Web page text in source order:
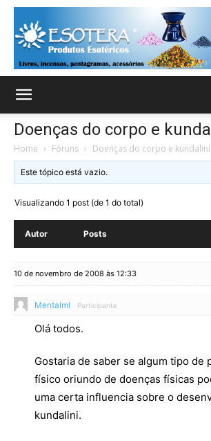
Doenças do corpo e
Home › Fóruns › Doenças do corpo e kundalini
Este tópico está vazio.
Visualizando 1 post (de 1 do total)
Autor Posts
10 de novembro de 2008 às 12:33
Mentalml Participante
Olá todos.
Gostaria de saber se algum tipo de
físico oriundo de doenças físicas
uma certa influencia sobre o
kundalini.